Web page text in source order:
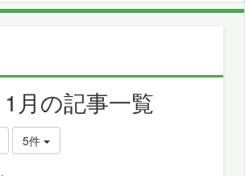
月の記事一覧
5件